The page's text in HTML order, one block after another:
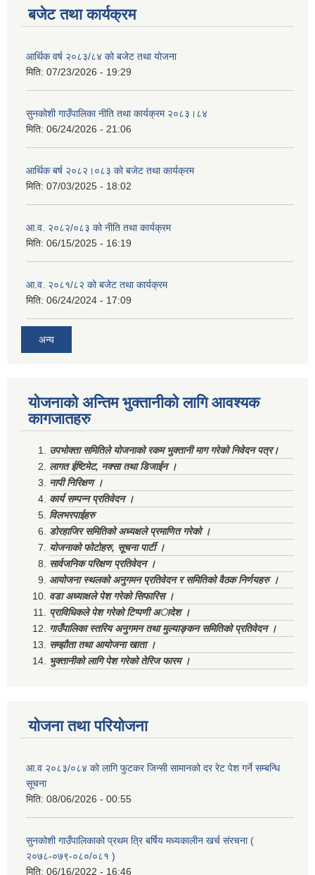
बजेट तथा कार्यक्रम
आर्थिक वर्ष २०८३/८४ को बजेट तथा योजना
मिति: 07/23/2026 - 19:29
सुनकोशी गाउँपालिका नीति तथा कार्यक्रम २०८३।८४
मिति: 06/24/2026 - 21:06
आर्थिक बर्ष २०८२।०८३ को बजेट तथा कार्यक्रम
मिति: 07/03/2025 - 18:02
आ.व. २०८२/०८३ को नीति तथा कार्यक्रम
मिति: 06/15/2025 - 16:19
आ.व. २०८१/८२ को बजेट तथा कार्यक्रम
मिति: 06/24/2024 - 17:09
अन्य
योजनाको अन्तिम भुक्तानीको लागि आवश्यक
कागजातहरु
उपभोक्ता समितिले योजनाको रकम भुक्तानी माग गरेको निवेदन पत्र।
लागत ईष्टिमेट, नक्सा तथा डिजाईन ।
नापी निरिक्षण ।
कार्य सम्पन्न प्रतिवेदन ।
विलभरपाईहरु
डोरहाजिर समितिको अध्यक्षले प्रमाणित गरेको ।
योजनाको फोटोहरु, सूचना पार्टी ।
सार्वजनिक परिक्षण प्रतिवेदन ।
आयोजना स्थलको अनुगमन प्रतिवेदन र समितिको वैठक निर्णयहरु ।
वडा अध्याक्षले पेश गरेको सिफारिस ।
प्राविधिकले पेश गरेको टिप्पणी अादेश ।
गाउँपालिका स्तरिय अनुगमन तथा मुल्याङ्कन समितिको प्रतिवेदन ।
सम्झौता तथा आयोजना खाता ।
भुक्तानीको लागि पेश गरेको तेरिज फारम ।
योजना तथा परियोजना
आ.व २०८३/०८४ को लागि फुटकर जिन्सी सामानको दर रेट पेश गर्ने सम्बन्धि
सूचना
मिति: 08/06/2026 - 00:55
सुनकोशी गाउँपालिकाको प्रथम त्रि बर्षिय मध्यकालीन खर्च संरचना (
२०७८-०७९-०८०/०८१ )
मिति: 06/16/2022 - 16:46